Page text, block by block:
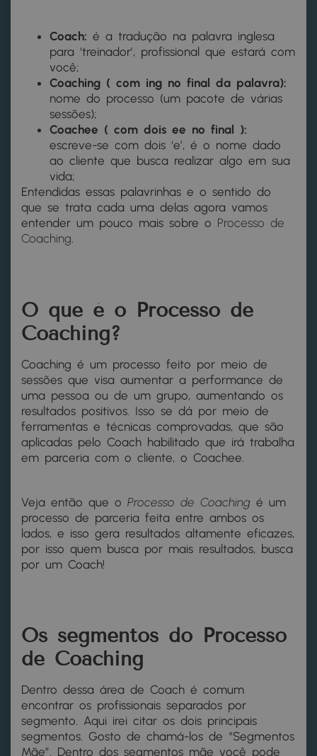
Coach: é a tradução na palavra inglesa
para ‘treinador’, profissional que estará com
você;
Coaching ( com ing no final da palavra):
nome do processo (um pacote de várias
sessões);
Coachee ( com dois ee no final ):
escreve-se com dois ‘e’, é o nome dado
ao cliente que busca realizar algo em sua
vida;
Entendidas essas palavrinhas e o sentido do
que se trata cada uma delas agora vamos
entender um pouco mais sobre o Processo de
Coaching.
O que é o Processo de
Coaching?
Coaching é um processo feito por meio de
sessões que visa aumentar a performance de
uma pessoa ou de um grupo, aumentando os
resultados positivos. Isso se dá por meio de
ferramentas e técnicas comprovadas, que são
aplicadas pelo Coach habilitado que irá trabalha
em parceria com o cliente, o Coachee.
Veja então que o Processo de Coaching é um
processo de parceria feita entre ambos os
lados, e isso gera resultados altamente eficazes,
por isso quem busca por mais resultados, busca
por um Coach!
Os segmentos do Processo
de Coaching
Dentro dessa área de Coach é comum
encontrar os profissionais separados por
segmento. Aqui irei citar os dois principais
segmentos. Gosto de chamá-los de “Segmentos
Mãe”. Dentro dos segmentos mãe você pode